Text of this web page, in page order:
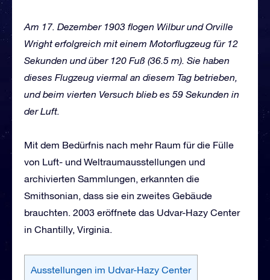
Am 17. Dezember 1903 flogen Wilbur und Orville
Wright erfolgreich mit einem Motorflugzeug für 12
Sekunden und über 120 Fuß (36.5 m). Sie haben
dieses Flugzeug viermal an diesem Tag betrieben,
und beim vierten Versuch blieb es 59 Sekunden in
der Luft.
Mit dem Bedürfnis nach mehr Raum für die Fülle
von Luft- und Weltraumausstellungen und
archivierten Sammlungen, erkannten die
Smithsonian, dass sie ein zweites Gebäude
brauchten. 2003 eröffnete das Udvar-Hazy Center
in Chantilly, Virginia.
Ausstellungen im Udvar-Hazy Center